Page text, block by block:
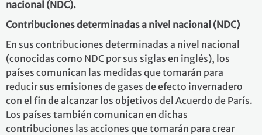
nacional (NDC).
Contribuciones determinadas a nivel nacional (NDC)
En sus contribuciones determinadas a nivel nacional
(conocidas como NDC por sus siglas en inglés), los
países comunican las medidas que tomarán para
reducir sus emisiones de gases de efecto invernadero
con el fin de alcanzar los objetivos del Acuerdo de París.
Los países también comunican en dichas
contribuciones las acciones que tomarán para crear